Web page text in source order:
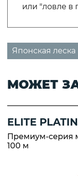
или "ловле в
Японская леска
МОЖЕТ
ELITE
Премиум-серия
100 м